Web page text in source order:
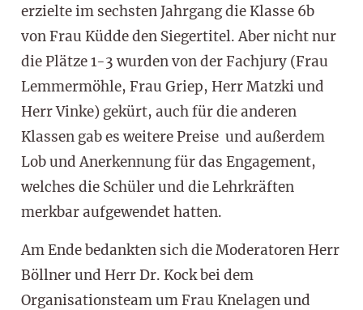
erzielte im sechsten Jahrgang die Klasse 6b
von Frau Küdde den Siegertitel. Aber nicht nur
die Plätze 1-3 wurden von der Fachjury (Frau
Lemmermöhle, Frau Griep, Herr Matzki und
Herr Vinke) gekürt, auch für die anderen
Klassen gab es weitere Preise und außerdem
Lob und Anerkennung für das Engagement,
welches die Schüler und die Lehrkräften
merkbar aufgewendet hatten.
Am Ende bedankten sich die Moderatoren Herr
Böllner und Herr Dr. Kock bei dem
Organisationsteam um Frau Knelagen und